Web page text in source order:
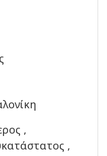
,
,